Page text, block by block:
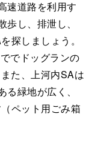
速道路を利用す
し、排泄し、
探しましょう。
でドッグランの
た、上河内SAは
緑地が広く、
ペット用ごみ箱